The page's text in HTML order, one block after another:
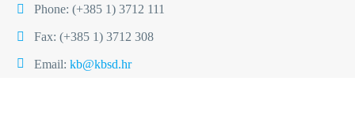
Phone: (+385 1) 3712 111
Fax: (+385 1) 3712 308
Email: kb@kbsd.hr